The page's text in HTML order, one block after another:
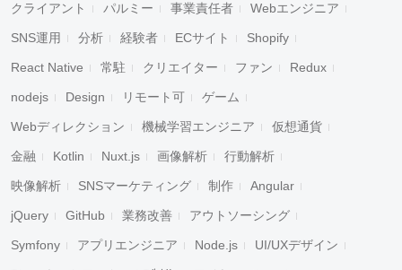
クライアント パルミー 事業責任者 Webエンジニア
SNS運用 分析 経験者 ECサイト Shopify
React Native 常駐 クリエイター ファン Redux
nodejs Design リモート可 ゲーム
Webディレクション 機械学習エンジニア 仮想通貨
金融 Kotlin Nuxt.js 画像解析 行動解析
映像解析 SNSマーケティング 制作 Angular
jQuery GitHub 業務改善 アウトソーシング
Symfony アプリエンジニア Node.js UI/UXデザイン